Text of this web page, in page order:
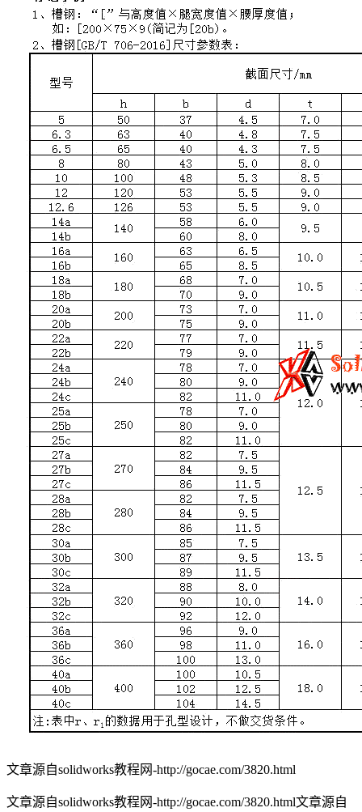
文章源自solidworks教程网-http://gocae.com/3820.html
文章源自solidworks教程网-http://gocae.com/3820.html文章源自